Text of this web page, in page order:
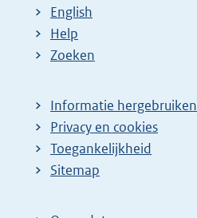
English
Help
Zoeken
Informatie hergebruiken
Privacy en cookies
Toegankelijkheid
Sitemap